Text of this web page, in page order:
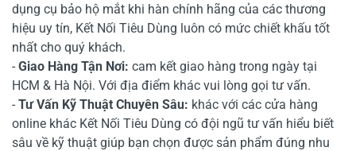
dụng cụ bảo hộ mắt khi hàn chính hãng của các thương
hiệu uy tín, Kết Nối Tiêu Dùng luôn có mức chiết khấu tốt
nhất cho quý khách.
- Giao Hàng Tận Nơi: cam kết giao hàng trong ngày tại
HCM & Hà Nội. Với địa điểm khác vui lòng gọi tư vấn.
- Tư Vấn Kỹ Thuật Chuyên Sâu: khác với các cửa hàng
online khác Kết Nối Tiêu Dùng có đội ngũ tư vấn hiểu biết
sâu về kỹ thuật giúp bạn chọn được sản phẩm đúng nhu